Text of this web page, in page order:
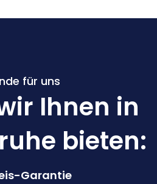
für uns
Ihnen in
bieten:
Garantie